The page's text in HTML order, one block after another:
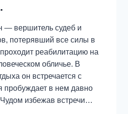
— вершитель судеб и
потерявший все силы в
реабилитацию на
обличье. В
он встречается с
пробуждает в нем давно
избежав встречи…